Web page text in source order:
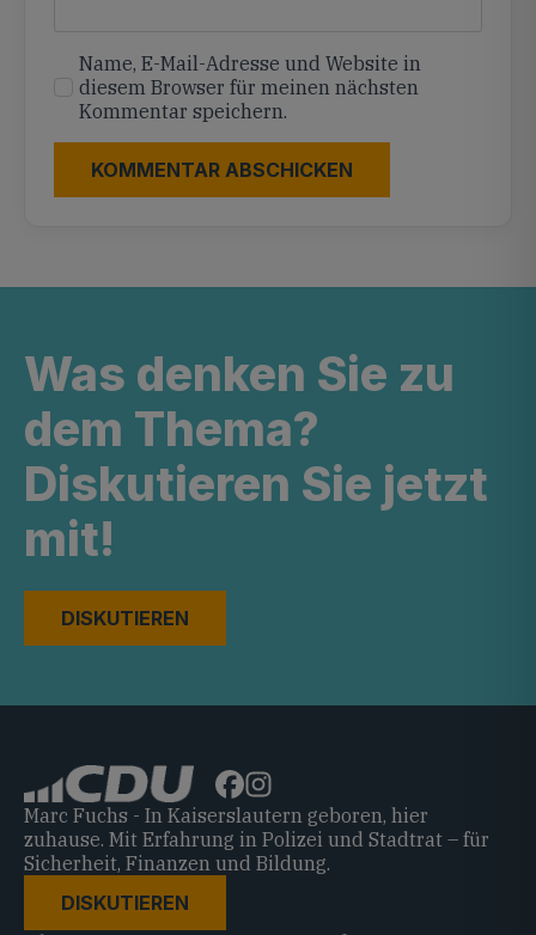
Name, E-Mail-Adresse und Website in
diesem Browser für meinen nächsten
Kommentar speichern.
Was denken Sie zu
dem Thema?
Diskutieren Sie jetzt
mit!
DISKUTIEREN
Marc Fuchs - In Kaiserslautern geboren, hier
zuhause. Mit Erfahrung in Polizei und Stadtrat – für
Sicherheit, Finanzen und Bildung.
DISKUTIEREN